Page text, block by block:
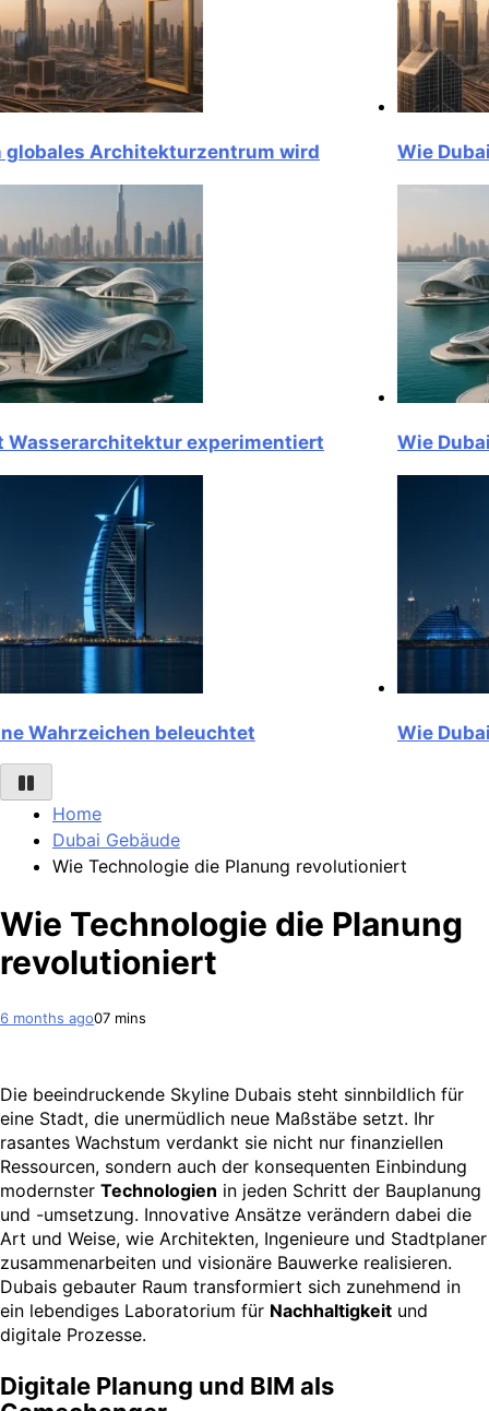
Architekturzentrum wird
experimentiert
beleuchtet
Wie Dubai
Wie Dubai
Wie Dubai
Home
Dubai Gebäude
Wie Technologie die Planung revolutioniert
Wie Technologie die Planung
revolutioniert
6 months ago07 mins
Die beeindruckende Skyline Dubais steht sinnbildlich für
eine Stadt, die unermüdlich neue Maßstäbe setzt. Ihr
rasantes Wachstum verdankt sie nicht nur finanziellen
Ressourcen, sondern auch der konsequenten Einbindung
modernster Technologien in jeden Schritt der Bauplanung
und -umsetzung. Innovative Ansätze verändern dabei die
Art und Weise, wie Architekten, Ingenieure und Stadtplaner
zusammenarbeiten und visionäre Bauwerke realisieren.
Dubais gebauter Raum transformiert sich zunehmend in
ein lebendiges Laboratorium für Nachhaltigkeit und
digitale Prozesse.
Digitale Planung und BIM als